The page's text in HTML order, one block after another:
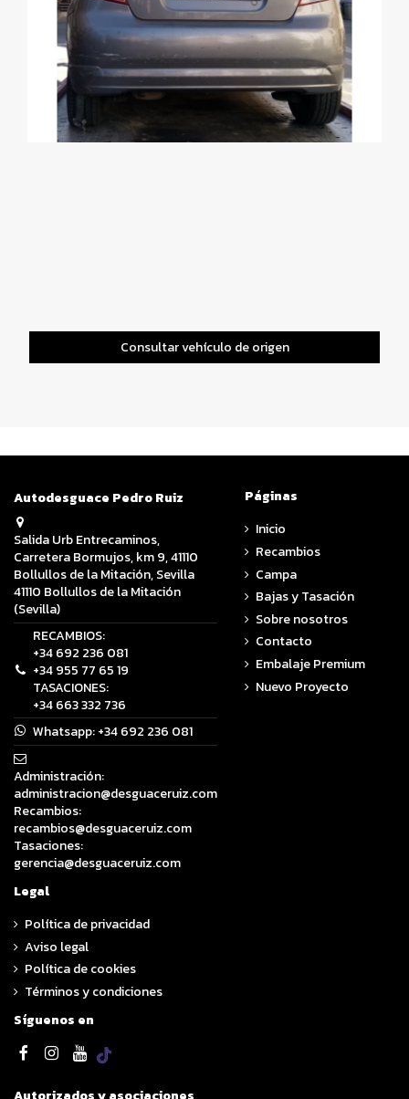
Consultar vehículo de origen
Autodesguace Pedro Ruiz
Salida Urb Entrecaminos,
Carretera Bormujos, km 9, 41110
Bollullos de la Mitación, Sevilla
41110 Bollullos de la Mitación
(Sevilla)
RECAMBIOS:
+34 692 236 081
+34 955 77 65 19
TASACIONES:
+34 663 332 736
Whatsapp:+34 692 236 081
Administración:
administracion@desguaceruiz.com
Recambios:
recambios@desguaceruiz.com
Tasaciones:
gerencia@desguaceruiz.com
Páginas
Inicio
Recambios
Campa
Bajas y Tasación
Sobre nosotros
Contacto
Embalaje Premium
Nuevo Proyecto
Legal
Política de privacidad
Aviso legal
Política de cookies
Términos y condiciones
Síguenos en